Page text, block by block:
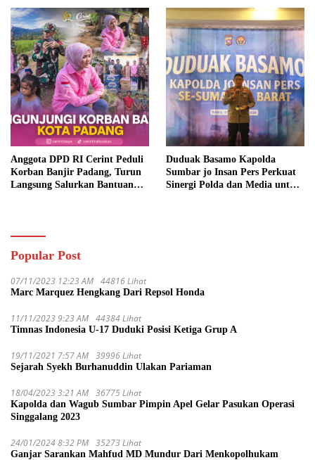
Anggota DPD RI Cerint Peduli
Korban Banjir Padang, Turun
Langsung Salurkan Bantuan
Duduak Basamo Kapolda
Sumbar jo Insan Pers Perkuat
Sinergi Polda dan Media untuk
Popular Post
07/11/2023 12:23 AM 44816 Lihat
Marc Marquez Hengkang Dari Repsol Honda
11/11/2023 9:23 AM 44384 Lihat
Timnas Indonesia U-17 Duduki Posisi Ketiga Grup A
19/11/2021 7:57 AM 39996 Lihat
Sejarah Syekh Burhanuddin Ulakan Pariaman
18/04/2023 3:21 AM 36775 Lihat
Kapolda dan Wagub Sumbar Pimpin Apel Gelar Pasukan Operasi
Singgalang 2023
24/01/2024 8:32 PM 35273 Lihat
Ganjar Sarankan Mahfud MD Mundur Dari Menkopolhukam